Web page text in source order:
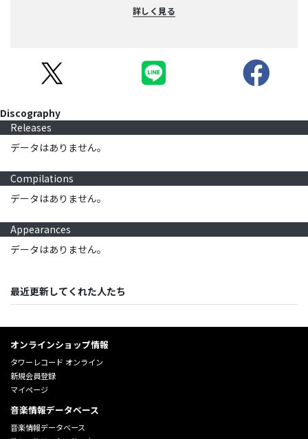
詳しく見る
Discography
Releases
データはありません。
Compilations
データはありません。
Appearances
データはありません。
最近更新してくれた人たち
オンラインショップ情報
タワーレコード オンライン
新規会員登録
マイページ
音楽情報データベース
音楽情報データベース